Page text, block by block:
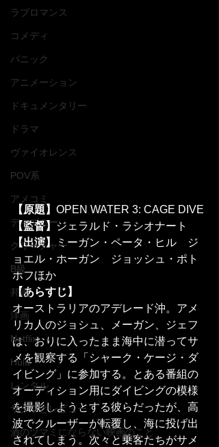
ラブロマンス
コメディ
パニック
アニメーション
ドキュメンタリー
ドラマ
ヴァイオレンス
POV系
アメコミ
ディズニー
クリーチャー
B級
邦画
洋画
Netflix
Hulu
レンタル
サクッとレビュー
酒のツマミにならない映画のこと
【原題】 OPEN WATER 3: CAGE DIVE
【監督】ジェラルド・ラシオナート
【出演】ミーガン・ペータ・ヒル　ジ
ョエル・ホーガン　ジョッシュ・ポト
ホフほか
【あらすじ】
オーストラリアのアデレード沖。アメ
リカ人のジョシュ、メーガン、ジェフ
は、おりに入ったまま海中に潜ってサ
メを観察する「シャーク・ケージ・ダ
イビング」に参加する。とある番組の
オーディション用にダイビングの模様
を撮影しようとする彼らだったが、高
波でクルーザーが転覆し、海に投げ出
されてしまう。次々と乗客たちがサメ